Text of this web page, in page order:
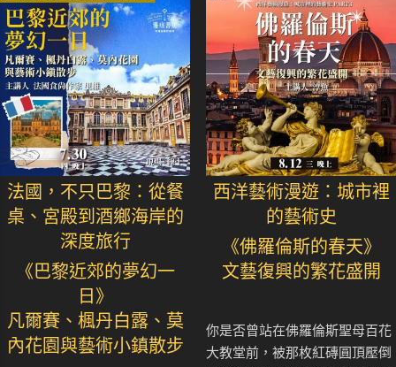
法國，不只巴黎：從餐
桌、宮殿到酒鄉海岸的
深度旅行
《巴黎近郊的夢幻一
日》
凡爾賽、楓丹白露、莫
內花園與藝術小鎮散步
西洋藝術漫遊：城市裡
的藝術史
《佛羅倫斯的春天》
文藝復興的繁花盛開
你是否曾站在佛羅倫斯聖母百花
大教堂前，被那枚紅磚圓頂壓倒